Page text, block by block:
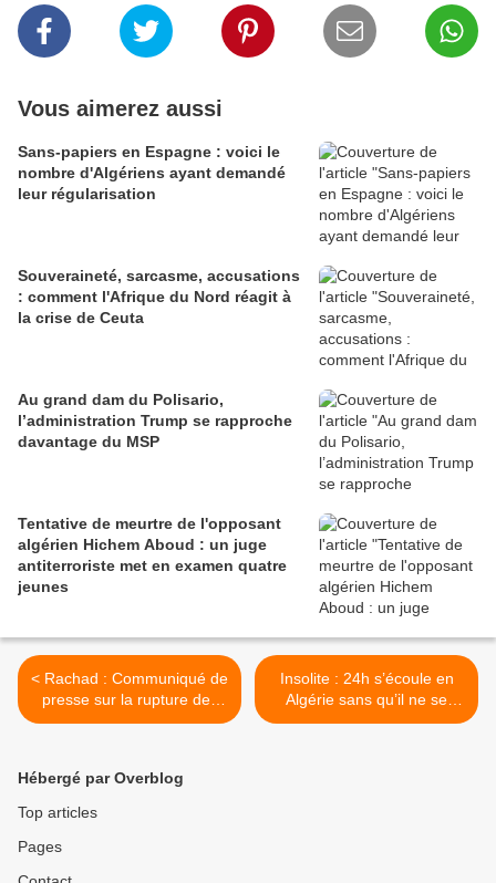
Vous aimerez aussi
Sans-papiers en Espagne : voici le
nombre d'Algériens ayant demandé
leur régularisation
Souveraineté, sarcasme, accusations
: comment l'Afrique du Nord réagit à
la crise de Ceuta
Au grand dam du Polisario,
l’administration Trump se rapproche
davantage du MSP
Tentative de meurtre de l'opposant
algérien Hichem Aboud : un juge
antiterroriste met en examen quatre
jeunes
< Rachad : Communiqué de
presse sur la rupture des
relations diplomatiques du
Insolite : 24h s’écoule en
Algérie sans qu’il ne se
passe un drame >
Hébergé par Overblog
Top articles
Pages